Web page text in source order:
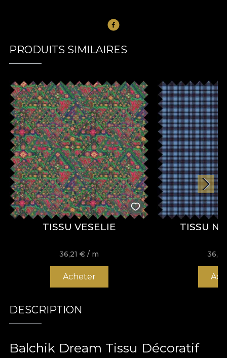
PRODUITS SIMILAIRES
TISSU VESELIE
36,21€ / m
Acheter
TISSU
DESCRIPTION
Balchik Dream Tissu Décoratif